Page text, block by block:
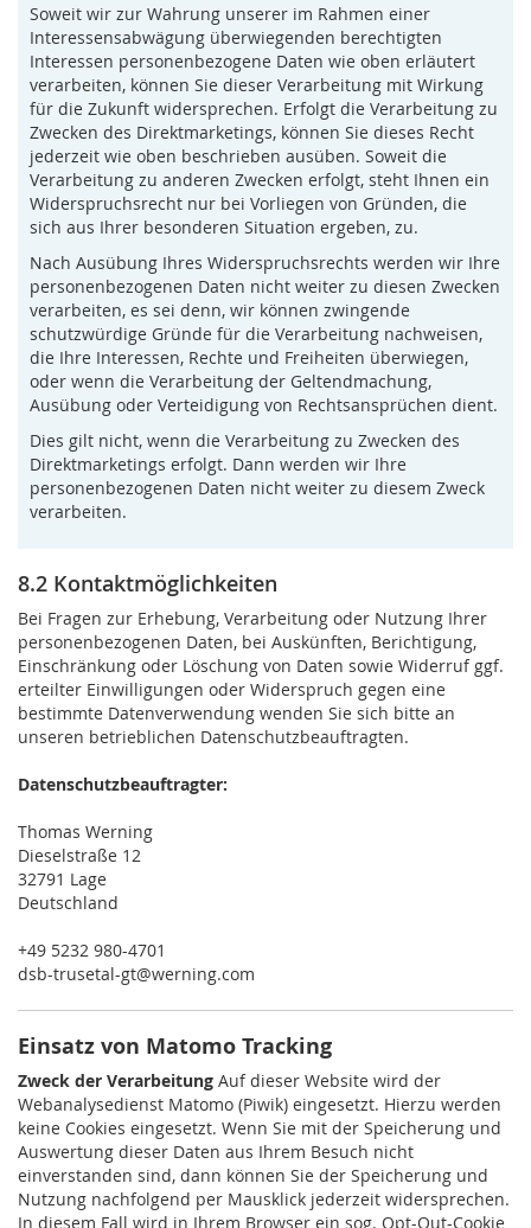
Soweit wir zur Wahrung unserer im Rahmen einer
Interessensabwägung überwiegenden berechtigten
Interessen personenbezogene Daten wie oben erläutert
verarbeiten, können Sie dieser Verarbeitung mit Wirkung
für die Zukunft widersprechen. Erfolgt die Verarbeitung zu
Zwecken des Direktmarketings, können Sie dieses Recht
jederzeit wie oben beschrieben ausüben. Soweit die
Verarbeitung zu anderen Zwecken erfolgt, steht Ihnen ein
Widerspruchsrecht nur bei Vorliegen von Gründen, die
sich aus Ihrer besonderen Situation ergeben, zu.
Nach Ausübung Ihres Widerspruchsrechts werden wir Ihre
personenbezogenen Daten nicht weiter zu diesen Zwecken
verarbeiten, es sei denn, wir können zwingende
schutzwürdige Gründe für die Verarbeitung nachweisen,
die Ihre Interessen, Rechte und Freiheiten überwiegen,
oder wenn die Verarbeitung der Geltendmachung,
Ausübung oder Verteidigung von Rechtsansprüchen dient.
Dies gilt nicht, wenn die Verarbeitung zu Zwecken des
Direktmarketings erfolgt. Dann werden wir Ihre
personenbezogenen Daten nicht weiter zu diesem Zweck
verarbeiten.
8.2 Kontaktmöglichkeiten
Bei Fragen zur Erhebung, Verarbeitung oder Nutzung Ihrer
personenbezogenen Daten, bei Auskünften, Berichtigung,
Einschränkung oder Löschung von Daten sowie Widerruf ggf.
erteilter Einwilligungen oder Widerspruch gegen eine
bestimmte Datenverwendung wenden Sie sich bitte an
unseren betrieblichen Datenschutzbeauftragten.
Datenschutzbeauftragter:
Thomas Werning
Dieselstraße 12
32791 Lage
Deutschland
+49 5232 980-4701
dsb-trusetal-gt@werning.com
Einsatz von Matomo Tracking
Zweck der Verarbeitung Auf dieser Website wird der
Webanalysedienst Matomo (Piwik) eingesetzt. Hierzu werden
keine Cookies eingesetzt. Wenn Sie mit der Speicherung und
Auswertung dieser Daten aus Ihrem Besuch nicht
einverstanden sind, dann können Sie der Speicherung und
Nutzung nachfolgend per Mausklick jederzeit widersprechen.
In diesem Fall wird in Ihrem Browser ein sog. Opt-Out-Cookie